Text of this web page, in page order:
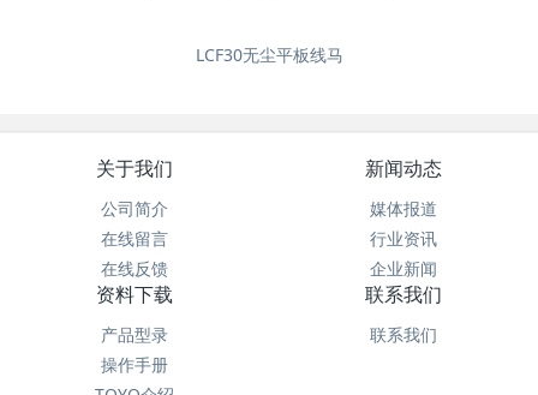
LCF30无尘平板线马
关于我们
公司简介
在线留言
在线反馈
新闻动态
媒体报道
行业资讯
企业新闻
资料下载
产品型录
操作手册
联系我们
联系我们